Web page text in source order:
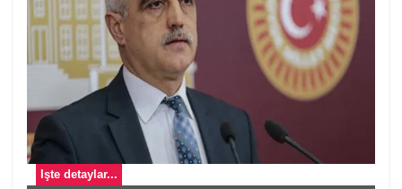
İşte detaylar...